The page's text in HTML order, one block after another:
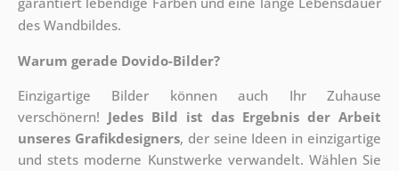
des Wandbildes.
Warum gerade Dovido-Bilder?
Einzigartige Bilder können auch Ihr Zuhause
verschönern! Jedes Bild ist das Ergebnis der Arbeit
unseres Grafikdesigners, der seine Ideen in einzigartige
und stets moderne Kunstwerke verwandelt. Wählen Sie